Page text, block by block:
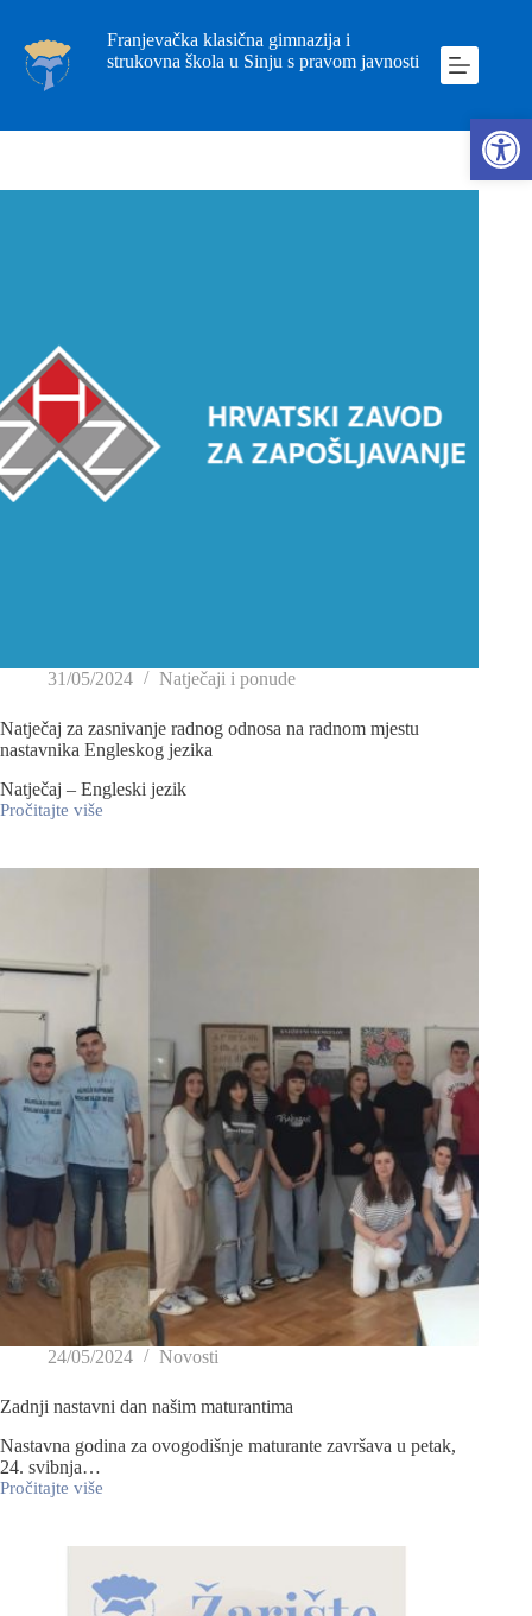
Franjevačka klasična gimnazija i
strukovna škola u Sinju s pravom javnosti
31/05/2024 Natječaji i ponude
Natječaj za zasnivanje radnog odnosa na radnom mjestu
nastavnika Engleskog jezika
Natječaj – Engleski jezik
Pročitajte više
24/05/2024 Novosti
Zadnji nastavni dan našim maturantima
Nastavna godina za ovogodišnje maturante završava u petak,
24. svibnja…
Pročitajte više